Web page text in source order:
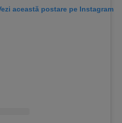
această postare pe Instagram